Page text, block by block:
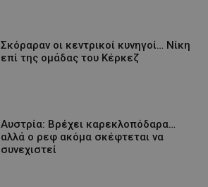
Σκόραραν οι κεντρικοί κυνηγοί… Νίκη
επί της ομάδας του Κέρκεζ
Αυστρία: Βρέχει καρεκλοπόδαρα…
αλλά ο ρεφ ακόμα σκέφτεται να
συνεχιστεί